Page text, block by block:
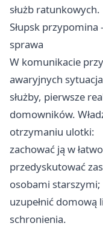
służb ratunkowych.
Słupsk
sprawa
W komunikacie
awaryjnych
służby, pierwsze
domowników.
otrzymaniu ulotki:
zachować ją w
przedyskutować
osobami starszymi;
uzupełnić domową
schronienia.